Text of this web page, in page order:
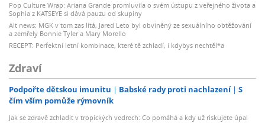
Pop Culture Wrap: Ariana Grande promluvila o svém ústupu z veřejného života a
Sophia z KATSEYE si dává pauzu od skupiny
Alt news: MGK v tom zas lítá, Jared Leto byl obviněný ze sexuálního obtěžování
a zemřely Bonnie Tyler a Mary Morello
RECEPT: Perfektní letní kombinace, které tě zchladí, i kdybys nechtěl*a
Zdraví
Podpořte dětskou imunitu Babské rady proti nachlazení
S
čím vším pomůže rýmovník
Jak se zdravě zchladit v tropických vedrech: Co pomáhá a kdy už riskujete úpal